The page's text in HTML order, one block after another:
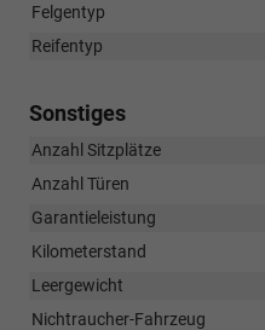
Felgentyp
Reifentyp
Sonstiges
Anzahl Sitzplätze
Anzahl Türen
Garantieleistung
Kilometerstand
Leergewicht
Nichtraucher-Fahrzeug